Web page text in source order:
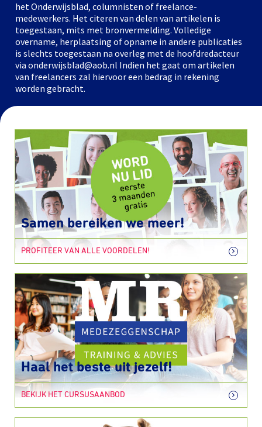
het Onderwijsblad, columnisten of freelance-
medewerkers. Het citeren van delen van artikelen is
toegestaan, mits met bronvermelding. Volledige
overname, herplaatsing of opname in andere publicaties
is slechts toegestaan na overleg met de hoofdredacteur
via onderwijsblad@aob.nl Indien het gaat om artikelen
van freelancers zal hiervoor een bedrag in rekening
worden gebracht.
Samen bereiken we meer!
PROFITEER VAN ALLE VOORDELEN!
Haal het beste uit jezelf!
BEKIJK HET CURSUSAANBOD